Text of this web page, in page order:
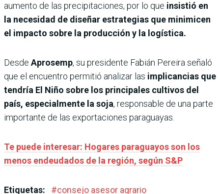
aumento de las precipitaciones, por lo que insistió en
la necesidad de diseñar estrategias que minimicen
el impacto sobre la producción y la logística.
Desde Aprosemp, su presidente Fabián Pereira señaló
que el encuentro permitió analizar las implicancias que
tendría El Niño sobre los principales cultivos del
país, especialmente la soja, responsable de una parte
importante de las exportaciones paraguayas.
Te puede interesar: Hogares paraguayos son los
menos endeudados de la región, según S&P
Etiquetas: #consejo asesor agrario